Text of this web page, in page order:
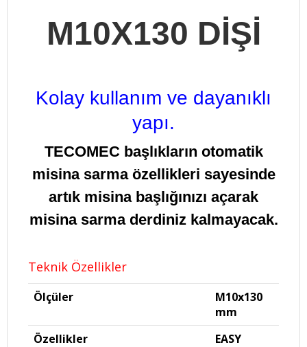
M10X130 DİŞİ
Kolay kullanım ve dayanıklı
yapı.
TECOMEC başlıkların otomatik
misina sarma özellikleri sayesinde
artık misina başlığınızı açarak
misina sarma derdiniz kalmayacak.
Teknik Özellikler
Ölçüler
M10x130
mm
Özellikler
EASY